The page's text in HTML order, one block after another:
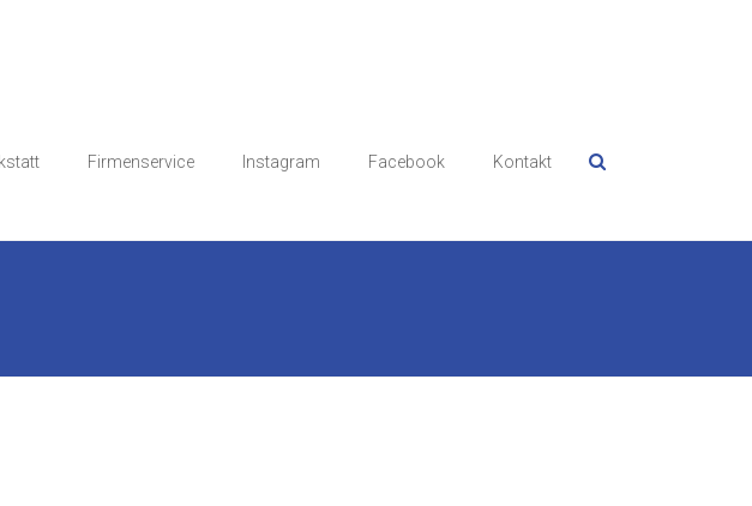
Firmenservice Instagram Facebook Kontakt